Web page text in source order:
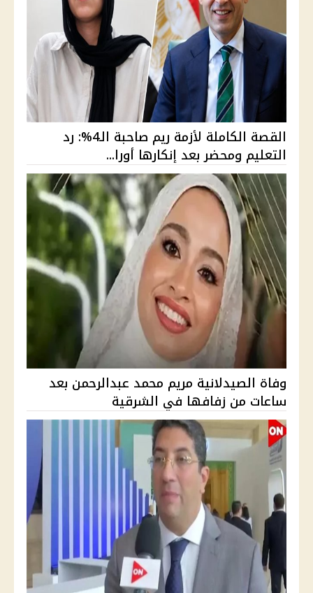
القصة الكاملة لأزمة ريم صاحبة الـ4%: رد
التعليم ومحضر بعد إنكارها أورا...
وفاة الصيدلانية مريم محمد عبدالرحمن بعد
ساعات من زفافها في الشرقية